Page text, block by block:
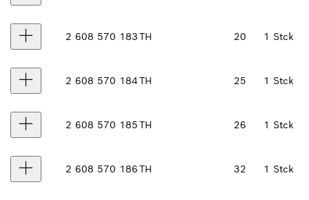
2 608 570 183TH 20 1 Stck
2 608 570 184TH 25 1 Stck
2 608 570 185TH 26 1 Stck
2 608 570 186TH 32 1 Stck